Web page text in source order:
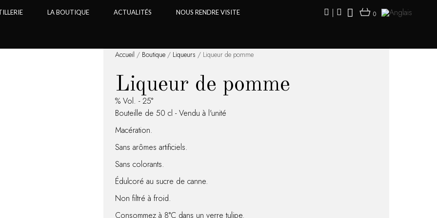
LA BOUTIQUE ACTUALITÉS
ACTUALITÉS
DÉGUSTATION &
COCKTAILS
NOUS RENDRE VISITE | 0
Accueil / Boutique/ Liqueurs / Liqueur de pomme
Liqueur de pomme
% Vol. - 25°
Bouteille de 50 cl - Vendu à l'unité
Macération.
Sans arômes artificiels.
Sans colorants.
Édulcoré au sucre de canne.
Non filtré à froid.
Consommez à 8°C dans un verre tulipe.